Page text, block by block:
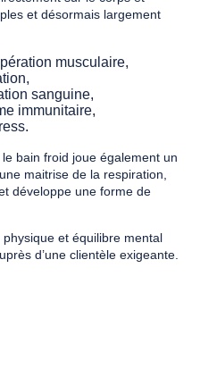
et désormais largement
musculaire,
sanguine,
immunitaire,
bain froid joue également un
maitrise de la respiration,
développe une forme de
et équilibre mental
d’une clientèle exigeante.